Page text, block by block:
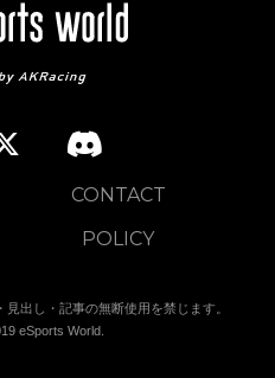
CONTACT
POLICY
出し・記事の無断使用を禁じます。
eSports World.